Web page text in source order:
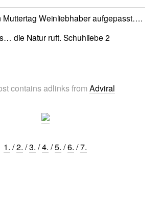
Weinliebhaber aufgepasst….
die Natur ruft. Schuhliebe 2
contains adlinks fromAdviral
1. /2. /3. /4. /5. /6. /7.